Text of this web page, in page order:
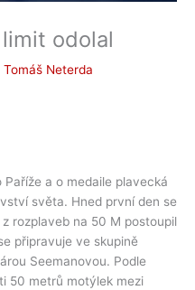
odolal
Tomáš Neterda
a o medaile plavecká
světa. Hned první den se
z rozplaveb na 50 M postoupil
připravuje ve skupině
Seemanovou. Podle
50 metrů motýlek mezi